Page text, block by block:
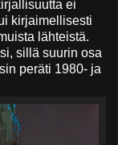
ei
kirjaimellisesti
lähteistä.
sillä suurin osa
peräti 1980- ja